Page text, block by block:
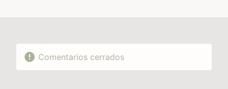
Comentarios cerrados